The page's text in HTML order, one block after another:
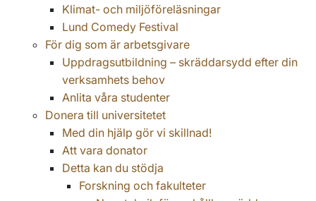
Klimat- och miljöföreläsningar
Lund Comedy Festival
För dig som är arbetsgivare
Uppdragsutbildning – skräddarsydd efter din
verksamhets behov
Anlita våra studenter
Donera till universitetet
Med din hjälp gör vi skillnad!
Att vara donator
Detta kan du stödja
Forskning och fakulteter